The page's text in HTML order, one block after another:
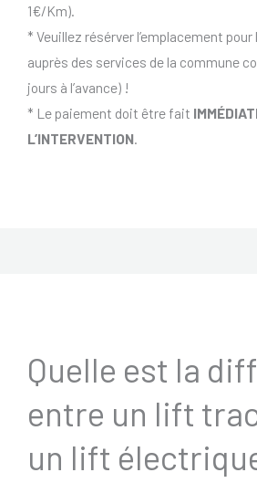
1€/Km).
* Veuillez résérver l’emplacement
auprès des services de la commune
jours à l’avance) !
* Le paiement doit être fait
L’INTERVENTION
Quelle est la
entre un lift
un lift